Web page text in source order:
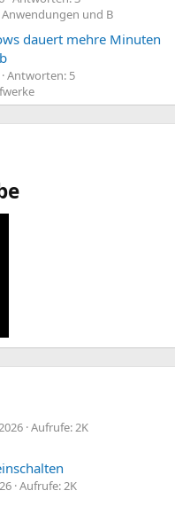
und B
dauert mehre Minuten
Antworten: 5
Aufrufe: 2K
Aufrufe: 2K